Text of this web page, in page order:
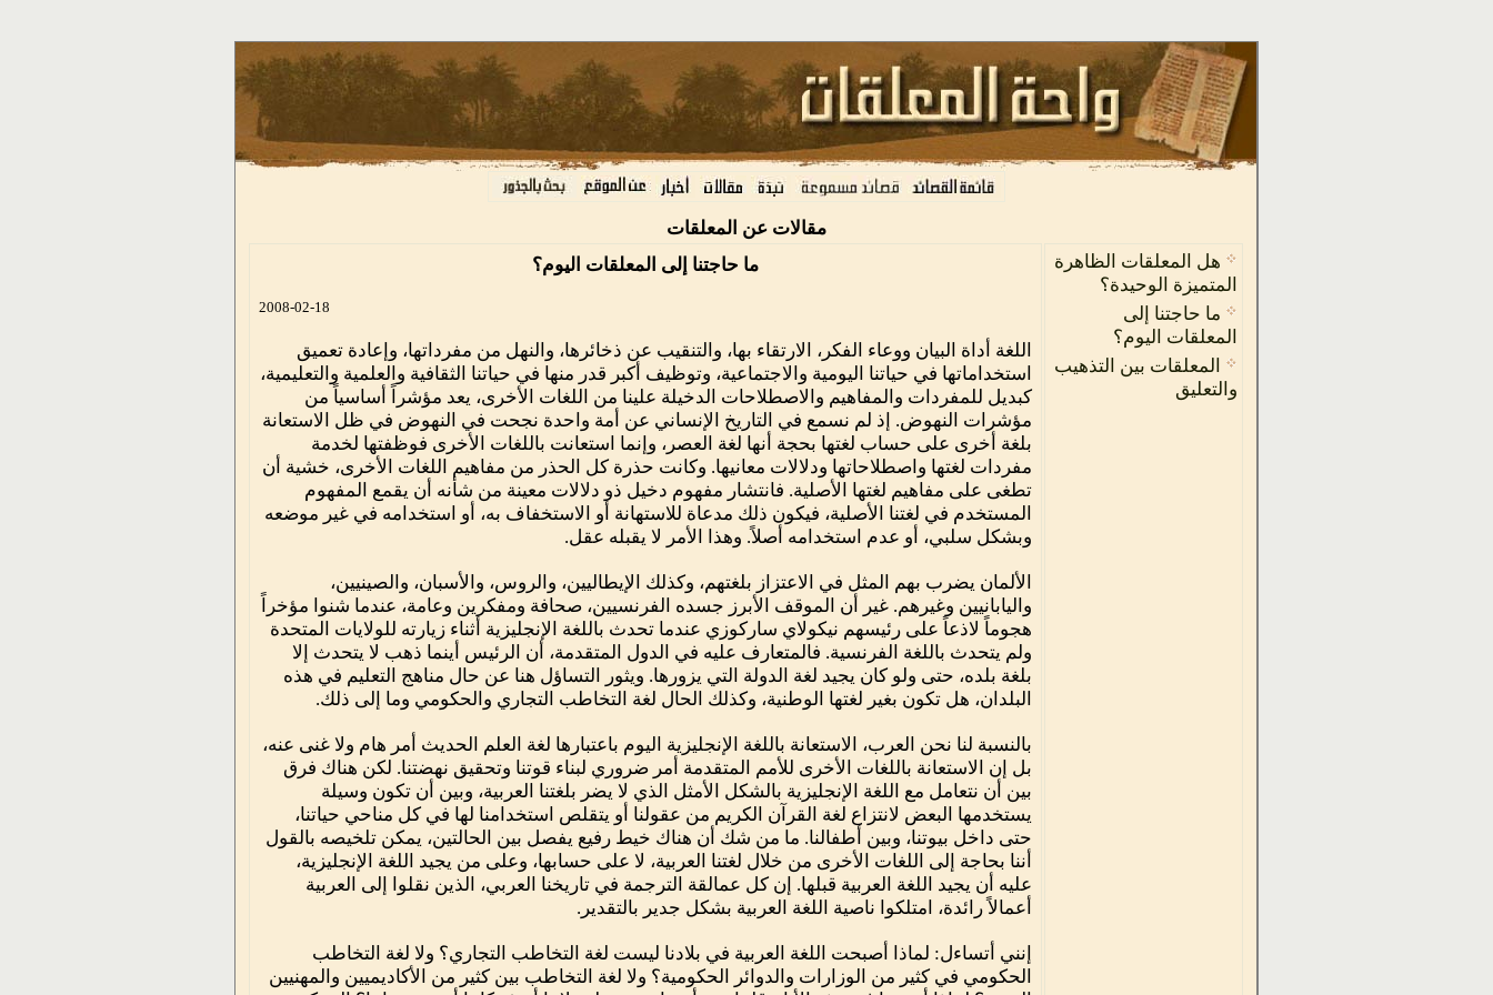
مقالات عن المعلقات
هل المعلقات الظاهرة
المتميزة الوحيدة؟
ما حاجتنا إلى
المعلقات اليوم؟
المعلقات بين التذهيب
والتعليق
ما حاجتنا إلى المعلقات اليوم؟
2008-02-18
اللغة أداة البيان ووعاء الفكر، الارتقاء بها، والتنقيب عن ذخائرها، والنهل من مفرداتها، وإعادة تعميق
استخداماتها في حياتنا اليومية والاجتماعية، وتوظيف أكبر قدر منها في حياتنا الثقافية والعلمية والتعليمية،
كبديل للمفردات والمفاهيم والاصطلاحات الدخيلة علينا من اللغات الأخرى، يعد مؤشراً أساسياً من
مؤشرات النهوض. إذ لم نسمع في التاريخ الإنساني عن أمة واحدة نجحت في النهوض في ظل الاستعانة
بلغة أخرى على حساب لغتها بحجة أنها لغة العصر، وإنما استعانت باللغات الأخرى فوظفتها لخدمة
مفردات لغتها واصطلاحاتها ودلالات معانيها. وكانت حذرة كل الحذر من مفاهيم اللغات الأخرى، خشية أن
تطغى على مفاهيم لغتها الأصلية. فانتشار مفهوم دخيل ذو دلالات معينة من شأنه أن يقمع المفهوم
المستخدم في لغتنا الأصلية، فيكون ذلك مدعاة للاستهانة أو الاستخفاف به، أو استخدامه في غير موضعه
وبشكل سلبي، أو عدم استخدامه أصلاً. وهذا الأمر لا يقبله عقل.
الألمان يضرب بهم المثل في الاعتزاز بلغتهم، وكذلك الإيطاليين، والروس، والأسبان، والصينيين،
واليابانيين وغيرهم. غير أن الموقف الأبرز جسده الفرنسيين، صحافة ومفكرين وعامة، عندما شنوا مؤخراً
هجوماً لاذعاً على رئيسهم نيكولاي ساركوزي عندما تحدث باللغة الإنجليزية أثناء زيارته للولايات المتحدة
ولم يتحدث باللغة الفرنسية. فالمتعارف عليه في الدول المتقدمة، أن الرئيس أينما ذهب لا يتحدث إلا
بلغة بلده، حتى ولو كان يجيد لغة الدولة التي يزورها. ويثور التساؤل هنا عن حال مناهج التعليم في هذه
البلدان، هل تكون بغير لغتها الوطنية، وكذلك الحال لغة التخاطب التجاري والحكومي وما إلى ذلك.
بالنسبة لنا نحن العرب، الاستعانة باللغة الإنجليزية اليوم باعتبارها لغة العلم الحديث أمر هام ولا غنى عنه،
بل إن الاستعانة باللغات الأخرى للأمم المتقدمة أمر ضروري لبناء قوتنا وتحقيق نهضتنا. لكن هناك فرق
بين أن نتعامل مع اللغة الإنجليزية بالشكل الأمثل الذي لا يضر بلغتنا العربية، وبين أن تكون وسيلة
يستخدمها البعض لانتزاع لغة القرآن الكريم من عقولنا أو يتقلص استخدامنا لها في كل مناحي حياتنا،
حتى داخل بيوتنا، وبين أطفالنا. ما من شك أن هناك خيط رفيع يفصل بين الحالتين، يمكن تلخيصه بالقول
أننا بحاجة إلى اللغات الأخرى من خلال لغتنا العربية، لا على حسابها، وعلى من يجيد اللغة الإنجليزية،
عليه أن يجيد اللغة العربية قبلها. إن كل عمالقة الترجمة في تاريخنا العربي، الذين نقلوا إلى العربية
أعمالاً رائدة، امتلكوا ناصية اللغة العربية بشكل جدير بالتقدير.
إنني أتساءل: لماذا أصبحت اللغة العربية في بلادنا ليست لغة التخاطب التجاري؟ ولا لغة التخاطب
الحكومي في كثير من الوزارات والدوائر الحكومية؟ ولا لغة التخاطب بين كثير من الأكاديميين والمهنيين